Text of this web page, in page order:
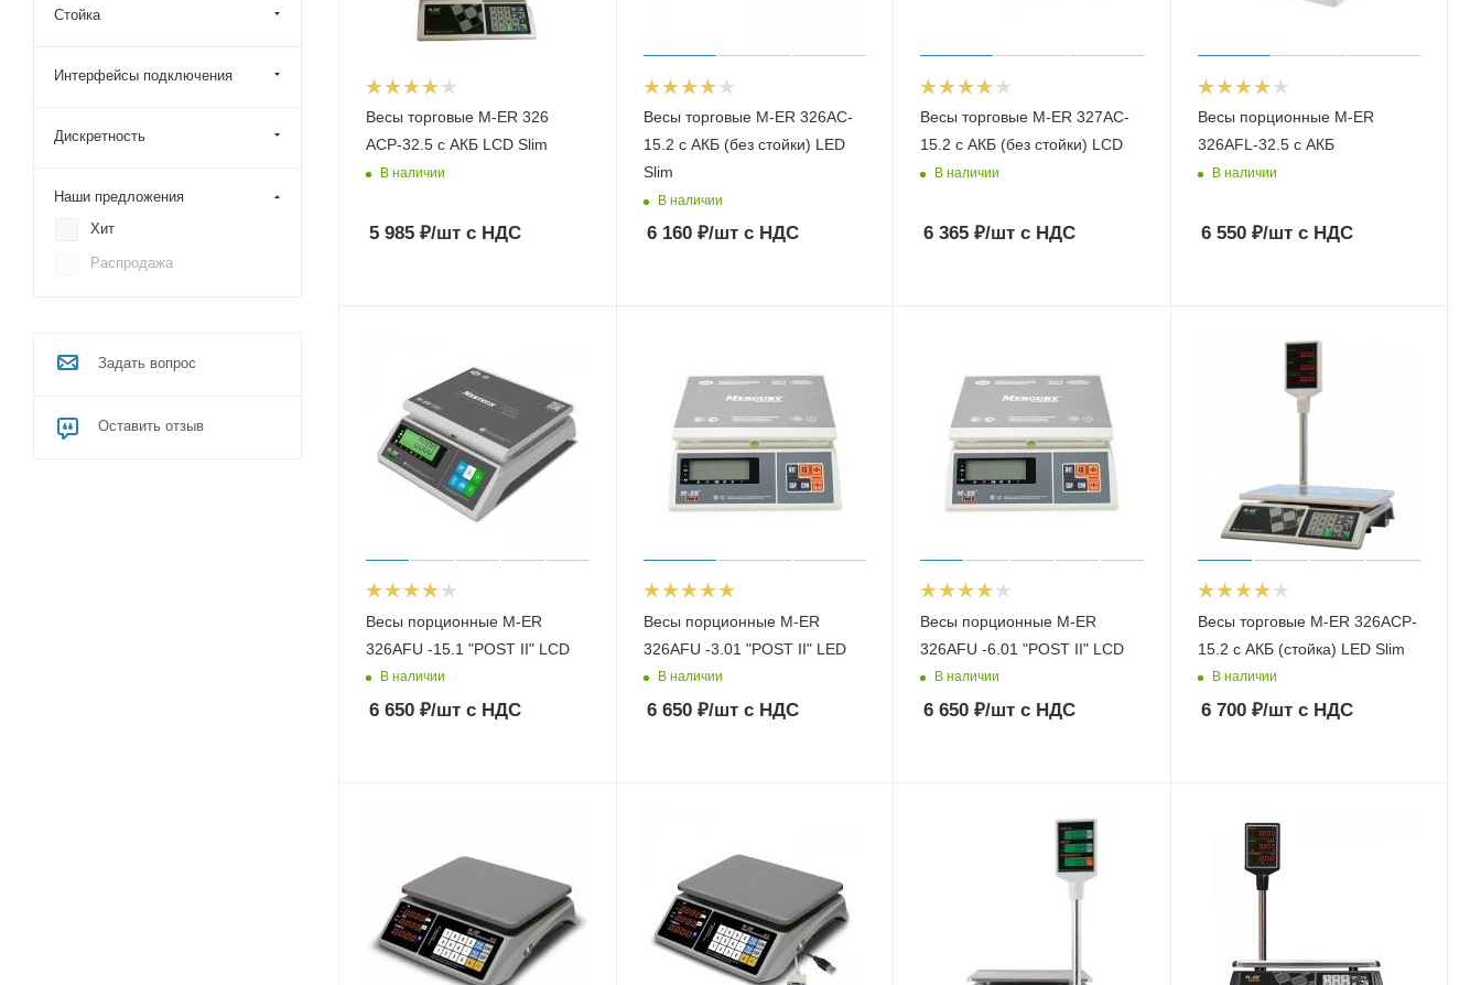
Весы торговые M-ER 326
ACP-32.5 с АКБ LCD Slim
В наличии
5 985 ₽/шт с НДС
Весы торговые M-ER 326AC-
15.2 с АКБ (без стойки) LED
Slim
В наличии
6 160₽/штс НДС
Весы торговые M-ER 327AC-
15.2 с АКБ (без стойки) LCD
В наличии
6 365 ₽/шт с НДС
Весы порционные M-ER
326AFL-32.5 с АКБ
В наличии
6 550₽/штс НДС
Весы порционные M-ER
326AFU -15.1 "POST II" LCD
В наличии
6 650 ₽/шт с НДС
Весы порционные M-ER
326AFU -3.01 "POST II" LED
В наличии
6 650₽/штс НДС
Весы порционные M-ER
326AFU -6.01 "POST II" LCD
В наличии
6 650 ₽/шт с НДС
Весы торговые M-ER 326ACP-
15.2 с АКБ (стойка) LED Slim
В наличии
6 700₽/штс НДС
Стойка
Интерфейсы подключения
Дискретность
Наши предложения
Хит
Распродажа
Задать вопрос
Оставить отзыв